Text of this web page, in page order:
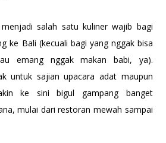
salah satu kuliner wajib bagi
ke Bali (kecuali bagi yang nggak bisa
emang nggak makan babi, ya).
untuk sajian upacara adat maupun
ke sini bigul gampang banget
mulai dari restoran mewah sampai